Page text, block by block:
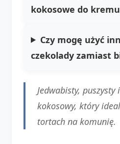
kokosowe do
Czy mogę użyć
czekolady zamiast
Jedwabisty,
kokosowy, który
tortach na komunię.